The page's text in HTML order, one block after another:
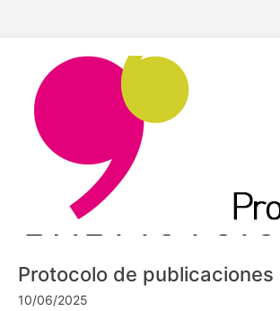
Protocolo de publicaciones
10/06/2025